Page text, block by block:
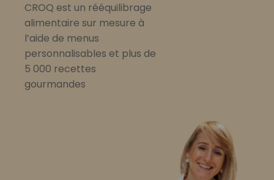
CROQ est un rééquilibrage
alimentaire sur mesure à
l’aide de menus
personnalisables et plus de
5 000 recettes
gourmandes